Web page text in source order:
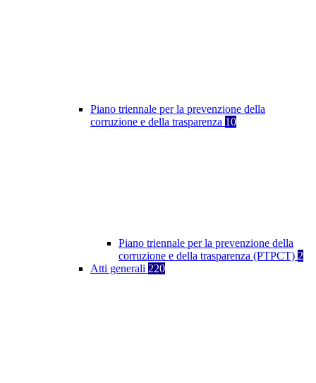
Piano triennale per la prevenzione della
corruzione e della trasparenza 10
Piano triennale per la prevenzione della
corruzione e della trasparenza (PTPCT) 2
Atti generali 220